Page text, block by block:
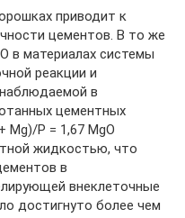
приводит к
цементов. В то же
в материалах системы
реакции и
в
цементных
P = 1,67 MgO
жидкостью, что
в
внеклеточные
достигнуто более чем